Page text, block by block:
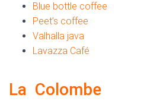
Blue bottle coffee
Peet’s coffee
Valhalla java
Lavazza Café
La Colombe